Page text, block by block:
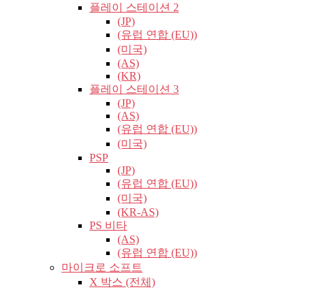
플레이 스테이션 2
(JP)
(유럽​​ 연합 (EU))
(미국)
(AS)
(KR)
플레이 스테이션 3
(JP)
(AS)
(유럽​​ 연합 (EU))
(미국)
PSP
(JP)
(유럽​​ 연합 (EU))
(미국)
(KR-AS)
PS 비타
(AS)
(유럽​​ 연합 (EU))
마이크로 소프트
X 박스 (전체)